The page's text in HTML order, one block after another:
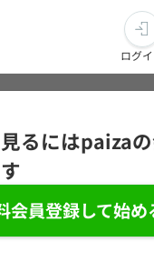
ログ
るにはpaiza
会員登録して始め